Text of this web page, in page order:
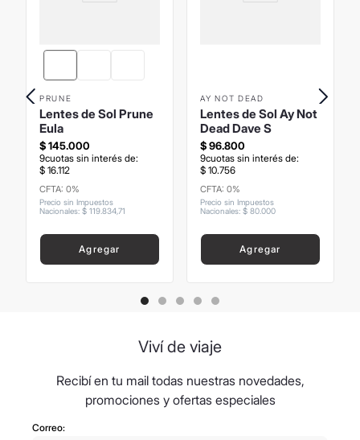
PRUNE
Lentes de Sol Prune
Eula
$145.000
9cuotas sin interés de:
$ 16.112
CFTA: 0%
Precio sin Impuestos
Nacionales: $ 11983471
Agregar
AY NOT DEAD
Lentes de Sol Ay Not
Dead Dave S
$96.800
9cuotas sin interés de:
$ 10.756
CFTA: 0%
Precio sin Impuestos
Nacionales: $ 80000
Agregar
Viví de viaje
Recibí en tu mail todas nuestras novedades,
promociones y ofertas especiales
Correo: